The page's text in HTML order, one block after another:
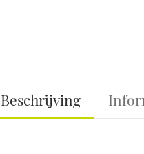
Beschrijving